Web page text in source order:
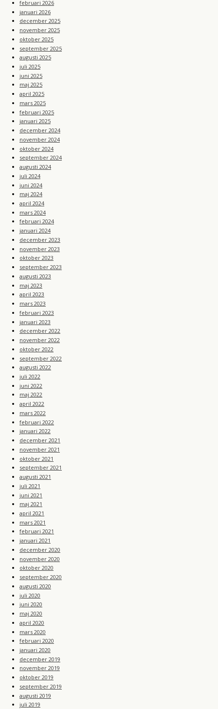
februari 2026
januari 2026
december 2025
november 2025
oktober 2025
september 2025
augusti 2025
juli 2025
juni 2025
maj 2025
april 2025
mars 2025
februari 2025
januari 2025
december 2024
november 2024
oktober 2024
september 2024
augusti 2024
juli 2024
juni 2024
maj 2024
april 2024
mars 2024
februari 2024
januari 2024
december 2023
november 2023
oktober 2023
september 2023
augusti 2023
maj 2023
april 2023
mars 2023
februari 2023
januari 2023
december 2022
november 2022
oktober 2022
september 2022
augusti 2022
juli 2022
juni 2022
maj 2022
april 2022
mars 2022
februari 2022
januari 2022
december 2021
november 2021
oktober 2021
september 2021
augusti 2021
juli 2021
juni 2021
maj 2021
april 2021
mars 2021
februari 2021
januari 2021
december 2020
november 2020
oktober 2020
september 2020
augusti 2020
juli 2020
juni 2020
maj 2020
april 2020
mars 2020
februari 2020
januari 2020
december 2019
november 2019
oktober 2019
september 2019
augusti 2019
juli 2019